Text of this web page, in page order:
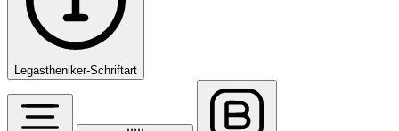
Legastheniker-Schriftart